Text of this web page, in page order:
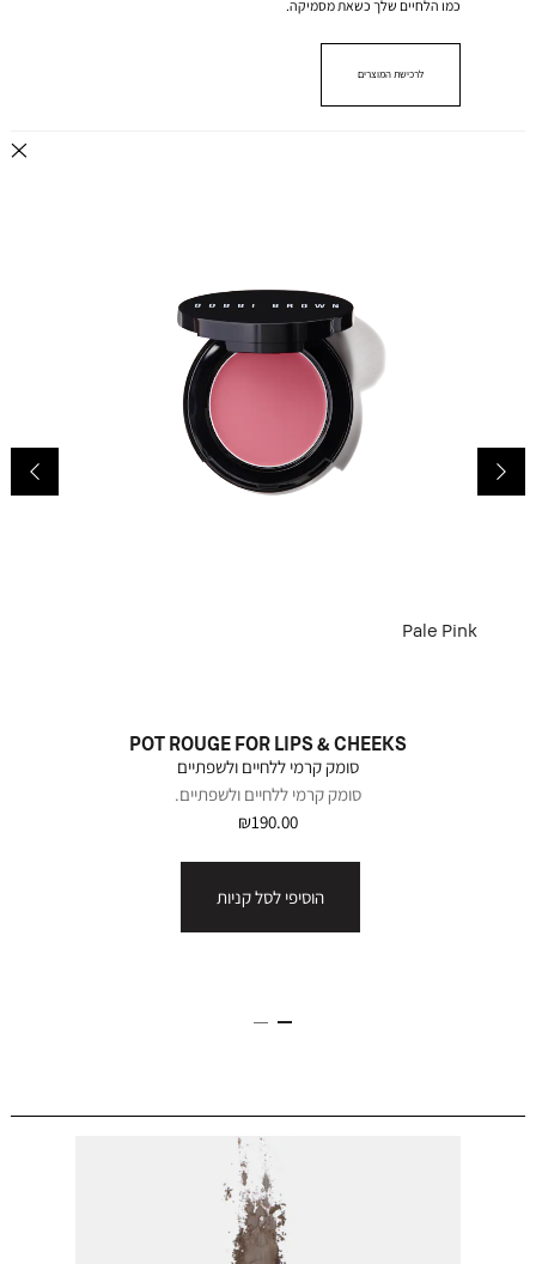
כמו הלחיים שלך כשאת מסמיקה.
לרכישת המוצרים
Pale Pink
POT ROUGE FOR LIPS & CHEEKS
סומק קרמי ללחיים ולשפתיים
סומק קרמי ללחיים ולשפתיים.
₪190.00
הוסיפי לסל קניות